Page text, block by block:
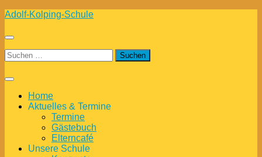
Zum
springen
Adolf-Kolping-Schule
Suchen
nach:
Home
Aktuelles & Termine
Termine
Gästebuch
Elterncafé
Unsere Schule